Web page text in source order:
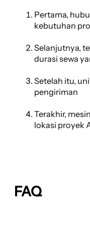
Pertama,
kebutuhan
Selanjutnya,
durasi sewa
Setelah itu,
pengiriman
Terakhir,
lokasi proyek
FAQ